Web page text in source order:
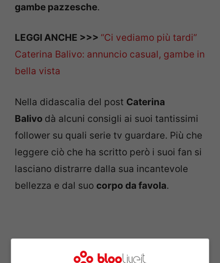
gambe pazzesche.
LEGGI ANCHE >>> “Ci vediamo più tardi”
Caterina Balivo: annuncio casual, gambe in
bella vista
Nella didascalia del post Caterina
Balivo dà alcuni consigli ai suoi tantissimi
follower su quali serie tv guardare. Più che
leggere ciò che ha scritto però i suoi fan si
lasciano distrarre dalla sua incantevole
bellezza e dal suo corpo da favola.